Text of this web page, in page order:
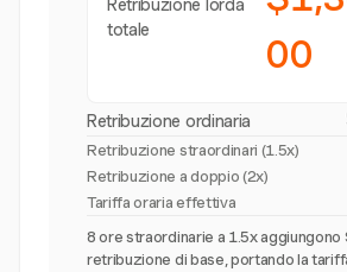
Retribuzione lorda
totale
00
Retribuzione ordinaria
Retribuzione straordinari (1.5x)
Retribuzione a doppio (2x)
Tariffa oraria effettiva
8 ore straordinarie a 1.5x aggiungono
retribuzione di base, portando la